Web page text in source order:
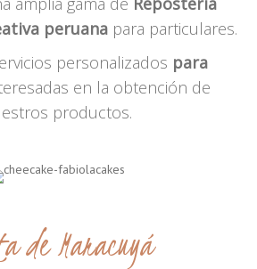
peruanapara particulares.
personalizados para
en la obtención de
productos.
de Maracuyá